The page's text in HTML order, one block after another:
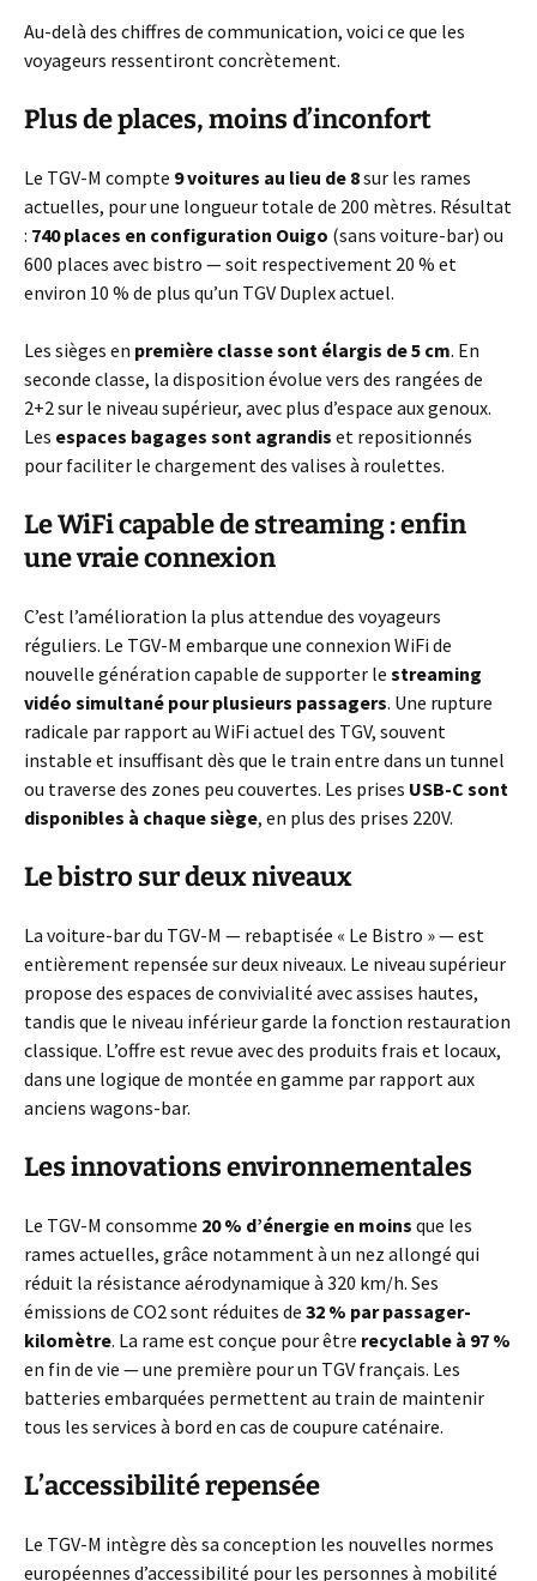
Au-delà des chiffres de communication, voici ce que les
voyageurs ressentiront concrètement.
Plus de places, moins d’inconfort
Le TGV-M compte 9 voitures au lieu de 8sur les rames
actuelles, pour une longueur totale de 200 mètres. Résultat
: 740 places en configuration Ouigo (sans voiture-bar) ou
600 places avec bistro — soit respectivement 20 % et
environ 10 % de plus qu’un TGV Duplex actuel.
Les sièges en première classe sont élargis de 5 cm. En
seconde classe, la disposition évolue vers des rangées de
2+2 sur le niveau supérieur, avec plus d’espace aux genoux.
Les espaces bagages sont agrandis et repositionnés
pour faciliter le chargement des valises à roulettes.
Le WiFi capable de streaming : enfin
une vraie connexion
C’est l’amélioration la plus attendue des voyageurs
réguliers. Le TGV-M embarque une connexion WiFi de
nouvelle génération capable de supporter le streaming
vidéo simultané pour plusieurs passagers. Une rupture
radicale par rapport au WiFi actuel des TGV, souvent
instable et insuffisant dès que le train entre dans un tunnel
ou traverse des zones peu couvertes. Les prises USB-C sont
disponibles à chaque siège, en plus des prises 220V.
Le bistro sur deux niveaux
La voiture-bar du TGV-M — rebaptisée « Le Bistro » — est
entièrement repensée sur deux niveaux. Le niveau supérieur
propose des espaces de convivialité avec assises hautes,
tandis que le niveau inférieur garde la fonction restauration
classique. L’offre est revue avec des produits frais et locaux,
dans une logique de montée en gamme par rapport aux
anciens wagons-bar.
Les innovations environnementales
Le TGV-M consomme 20 % d’énergie en moins que les
rames actuelles, grâce notamment à un nez allongé qui
réduit la résistance aérodynamique à 320 km/h. Ses
émissions de CO2 sont réduites de 32 % par passager-
kilomètre. La rame est conçue pour être recyclable à 97 %
en fin de vie — une première pour un TGV français. Les
batteries embarquées permettent au train de maintenir
tous les services à bord en cas de coupure caténaire.
L’accessibilité repensée
Le TGV-M intègre dès sa conception les nouvelles normes
européennes d’accessibilité pour les personnes à mobilité